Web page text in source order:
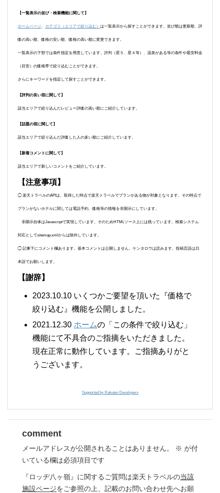
【一覧表示の並び・検索機能に関して】
ホームページ 、 カテゴリ（エリアで絞り込む） は一覧表示から探すことができます。並び順は更新順、評
価の高い順、価格の安い順、価格の高い順に変更できます。
一覧表示の下部では条件指定を用意しています。評判（星５、星４等）、温泉がある等の条件や最安料金
（目安）の価格帯で絞り込むことができます。
さらにキーワードを指定して探すことができます。
【評判の良い宿に関して】
該当エリアで絞り込んだレビュー評価の高い順にご紹介しています。
【話題の宿に関して】
該当エリアで絞り込んだ評価した人の多い順にご紹介しています。
【新着コメントに関して】
該当エリアで新しいコメントをご紹介しています。
【注意事項】
◯ 楽天トラベルのAPIは、取得した時点で楽天トラベルでプランがある物が対象となります。その時点で
プランがないホテルに関しては電話予約、価格等の情報を非開示にしています。
非開示自体はJavascriptで実現しています。そのためHTMLソース上には残っています。検索システム
対応としてsitemap.xmlからは除外しています。
◯ 記事下にコメント欄あります。基本コメントは公開しません。ケンタロウは読みます。投稿言語は日
本語でお願いします。
【謝辞】
2023.10.10 いくつかご要望を頂いた『価格で
絞り込む』機能を公開しました。
2021.12.30 ホームの「この条件で絞り込む」
機能にて不具合のご指摘をいただきました。
現在正常に動作しています。ご指摘ありがと
うございます。
Supported by Rakuten Developers
comment
メールアドレスが公開されることはありません。 ※ が付
いている欄は必須項目です
『ロッヂ八ヶ嶺』に関するご質問は楽天トラベルの当該
施設ページをご参照の上、記載のお問い合わせ先へお願